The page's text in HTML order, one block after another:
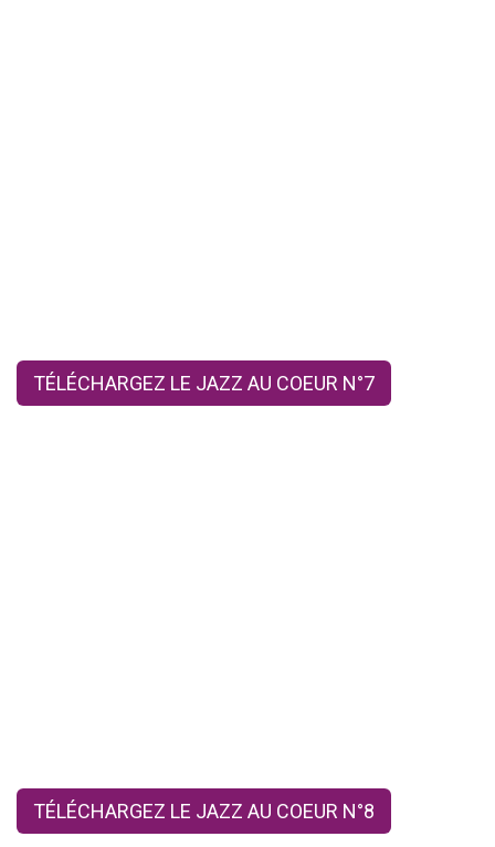
TÉLÉCHARGEZ LE JAZZ AU COEUR N°7
TÉLÉCHARGEZ LE JAZZ AU COEUR N°8